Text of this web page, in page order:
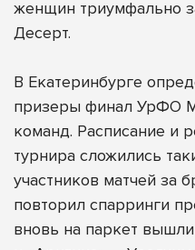
женщин триумфально
Десерт.
В Екатеринбурге
призеры финал УрФО
команд. Расписание и
турнира сложились
участников матчей за
повторил спарринги
вновь на паркет